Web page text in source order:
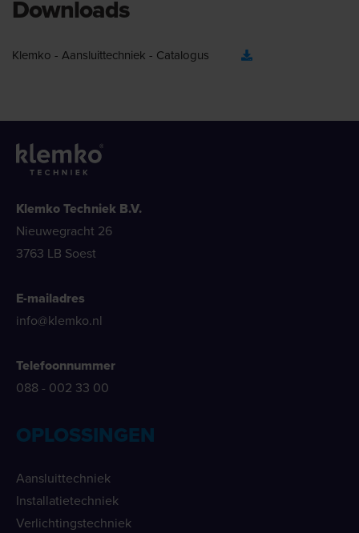
Downloads
Klemko - Aansluittechniek - Catalogus
Klemko Techniek B.V.
Nieuwegracht 26
3763 LB Soest
E-mailadres
info@klemko.nl
Telefoonnummer
088 - 002 33 00
OPLOSSINGEN
Aansluittechniek
Installatietechniek
Verlichtingstechniek